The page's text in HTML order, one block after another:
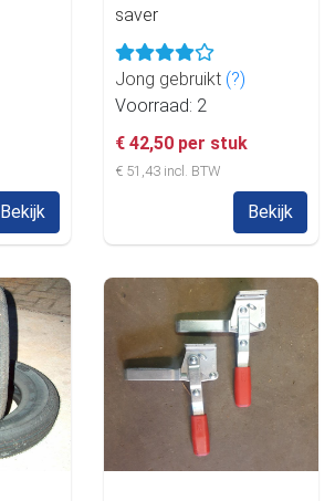
Bekijk
saver
Jong gebruikt (?)
Voorraad: 2
€ 42,50 per stuk
€ 51,43 incl. BTW
Bekijk